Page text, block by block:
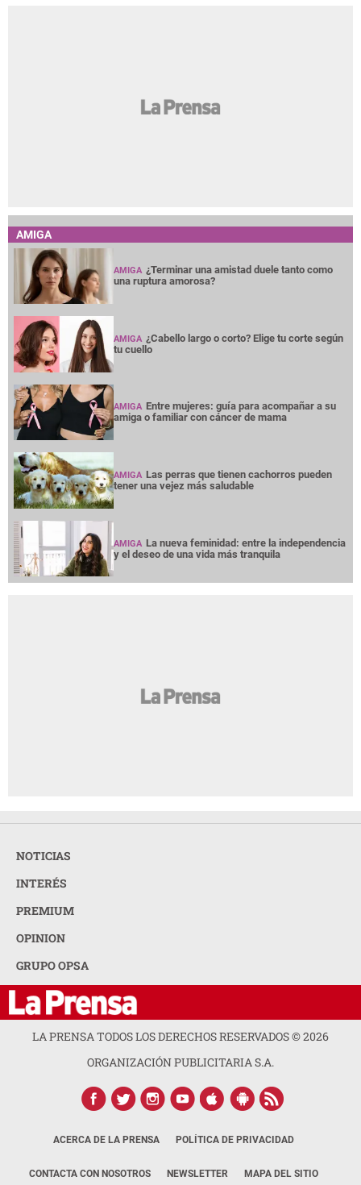
AMIGA
AMIGA ¿Terminar una amistad duele tanto como
una ruptura amorosa?
AMIGA ¿Cabello largo o corto? Elige tu corte según
tu cuello
AMIGA Entre mujeres: guía para acompañar a su
amiga o familiar con cáncer de mama
AMIGA Las perras que tienen cachorros pueden
tener una vejez más saludable
AMIGA La nueva feminidad: entre la independencia
y el deseo de una vida más tranquila
NOTICIAS
INTERÉS
PREMIUM
OPINION
GRUPO OPSA
LA PRENSA TODOS LOS DERECHOS RESERVADOS ©2026
ORGANIZACIÓN PUBLICITARIA S.A.
ACERCA DE LA PRENSA POLÍTICA DE PRIVACIDAD
CONTACTA CON NOSOTROS NEWSLETTER MAPA DEL SITIO